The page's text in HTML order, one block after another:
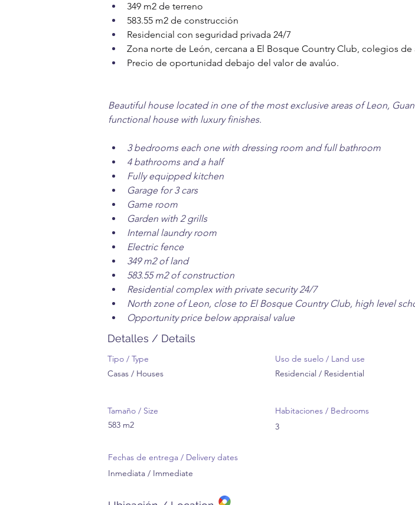
349 m2 de terreno
583.55 m2 de construcción
Residencial con seguridad privada 24/7
Zona norte de León, cercana a El Bosque Country Club, colegios de
Precio de oportunidad debajo del valor de avalúo.
Beautiful house located in one of the most exclusive areas of Leon,
functional house with luxury finishes.
3 bedrooms each one with dressing room and full bathroom
4 bathrooms and a half
Fully equipped kitchen
Garage for 3 cars
Game room
Garden with 2 grills
Internal laundry room
Electric fence
349 m2 of land
583.55 m2 of construction
Residential complex with private security 24/7
North zone of Leon, close to El Bosque Country Club, high level
Opportunity price below appraisal value
Detalles / Details
Tipo / Type
Casas / Houses
Uso de suelo / Land use
Residencial / Residential
Tamaño / Size
583 m2
Habitaciones / Bedrooms
3
Fechas de entrega / Delivery dates
Inmediata / Immediate